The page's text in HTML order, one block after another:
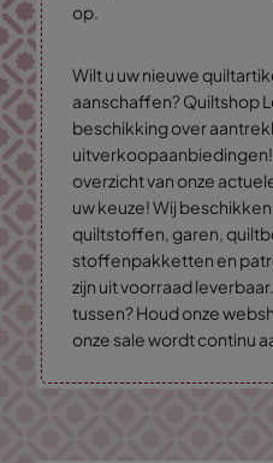
op.
Wilt u uw nieuwe
aanschaffen? Quiltshop
beschikking over
overzicht van onze
uw keuze! Wij
quiltstoffen, garen,
stoffenpakketten en
zijn uit voorraad
tussen? Houd onze
onze sale wordt continu